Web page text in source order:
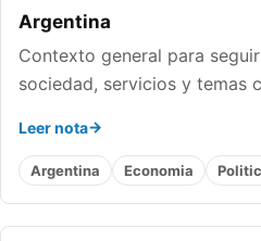
Argentina
Contexto general para
sociedad, servicios y temas
Leer nota
Argentina Economia